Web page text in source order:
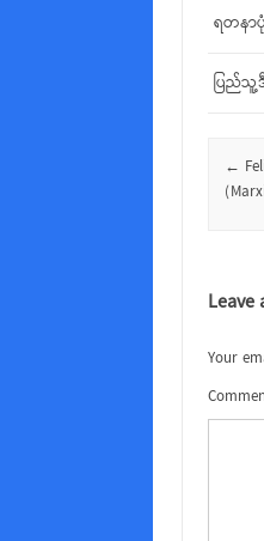
ရတနာ
ပြည်
Post
←
Leave
Your